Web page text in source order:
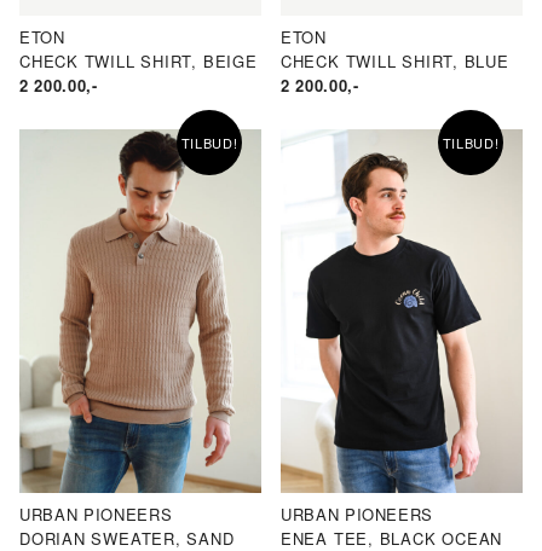
ETON
CHECK TWILL SHIRT, BEIGE
2 200.00,-
ETON
CHECK TWILL SHIRT, BLUE
2 200.00,-
TILBUD!
URBAN PIONEERS
DORIAN SWEATER, SAND
TILBUD!
URBAN PIONEERS
ENEA TEE, BLACK OCEAN